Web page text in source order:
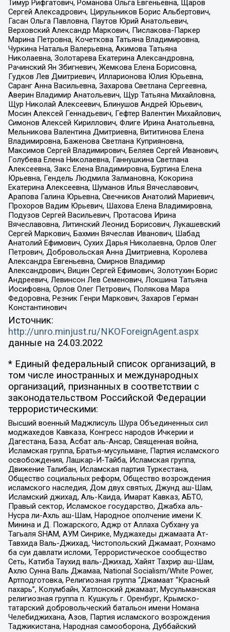
Тимур Рифгатович, Романова Ольга Евгеньевна, Щаров
Сергей Алексадрович, Цирульников Борис Альбертович,
Гасан Ольга Павловна, Паутов Юрий Анатольевич,
Верховский Александр Маркович, Пислакова-Паркер
Марина Петровна, Кочеткова Татьяна Владимировна,
Чуркина Наталья Валерьевна, Акимова Татьяна
Николаевна, Золотарева Екатерина Александровна,
Рачинский Ян Збигневич, Жемкова Елена Борисовна,
Гудков Лев Дмитриевич, Илларионова Юлия Юрьевна,
Саранг Анна Васильевна, Захарова Светлана Сергеевна,
Аверин Владимир Анатольевич, Щур Татьяна Михайловна,
Щур Николай Алексеевич, Блинушов Андрей Юрьевич,
Мосин Алексей Геннадьевич, Гефтер Валентин Михайлович,
Симонов Алексей Кириллович, Флиге Ирина Анатольевна,
Мельникова Валентина Дмитриевна, Вититинова Елена
Владимировна, Баженова Светлана Куприяновна,
Максимов Сергей Владимирович, Беляев Сергей Иванович,
Голубева Елена Николаевна, Ганнушкина Светлана
Алексеевна, Закс Елена Владимировна, Буртина Елена
Юрьевна, Гендель Людмила Залмановна, Кокорина
Екатерина Алексеевна, Шуманов Илья Вячеславович,
Арапова Галина Юрьевна, Свечников Анатолий Мариевич,
Прохоров Вадим Юрьевич, Шахова Елена Владимировна,
Подузов Сергей Васильевич, Протасова Ирина
Вячеславовна, Литинский Леонид Борисович, Лукашевский
Сергей Маркович, Бахмин Вячеслав Иванович, Шабад
Анатолий Ефимович, Сухих Дарья Николаевна, Орлов Олег
Петрович, Добровольская Анна Дмитриевна, Королева
Александра Евгеньевна, Смирнов Владимир
Александрович, Вицин Сергей Ефимович, Золотухин Борис
Андреевич, Левинсон Лев Семенович, Локшина Татьяна
Иосифовна, Орлов Олег Петрович, Полякова Мара
Федоровна, Резник Генри Маркович, Захаров Герман
Константинович
Источник:
http://unro.minjust.ru/NKOForeignAgent.aspx
данные на 24.03.2022
* Единый федеральный список организаций, в
том числе иностранных и международных
организаций, признанных в соответствии с
законодательством Российской Федерации
террористическими:
Высший военный Маджлисуль Шура Объединенных сил
моджахедов Кавказа, Конгресс народов Ичкерии и
Дагестана, База, Асбат аль-Ансар, Священная война,
Исламская группа, Братья-мусульмане, Партия исламского
освобождения, Лашкар-И-Тайба, Исламская группа,
Движение Талибан, Исламская партия Туркестана,
Общество социальных реформ, Общество возрождения
исламского наследия, Дом двух святых, Джунд аш-Шам,
Исламский джихад, Аль-Каида, Имарат Кавказ, АБТО,
Правый сектор, Исламское государство, Джабха аль-
Нусра ли-Ахль аш-Шам, Народное ополчение имени К.
Минина и Д. Пожарского, Аджр от Аллаха Субхану уа
Тагьаля SHAM, АУМ Синрике, Муджахеды джамаата Ат-
Тавхида Валь-Джихад, Чистопольский Джамаат, Рохнамо
ба суи давлати исломи, Террористическое сообщество
Сеть, Катиба Таухид валь-Джихад, Хайят Тахрир аш-Шам,
Ахлю Сунна Валь Джамаа, National Socialism/White Power,
Артподготовка, Религиозная группа “Джамаат “Красный
пахарь”, Колумбайн, Хатлонский джамаат, Мусульманская
религиозная группа п. Кушкуль г. Оренбург, Крымско-
татарский добровольческий батальон имени Номана
Челебиджихана, Азов, Партия исламского возрождения
Таджикистана, Народная самооборона, Дуббайский